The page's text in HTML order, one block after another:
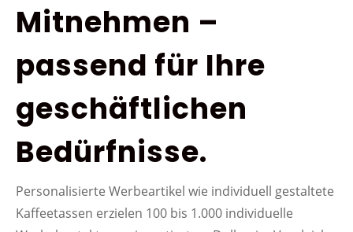
Mitnehmen –
passend für Ihre
geschäftlichen
Bedürfnisse.
Personalisierte Werbeartikel wie individuell gestaltete
Kaffeetassen erzielen 100 bis 1.000 individuelle